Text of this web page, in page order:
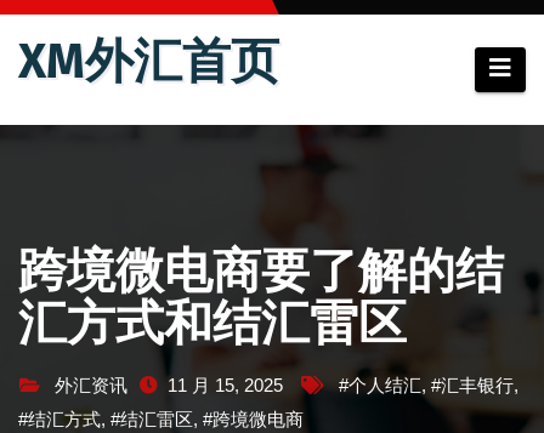
跳
XM外汇首页
跨境微电商要了解的结
汇方式和结汇雷区
外汇资讯 11 月 15, 2025 #个人结汇, #汇丰银行,
#结汇方式, #结汇雷区, #跨境微电商